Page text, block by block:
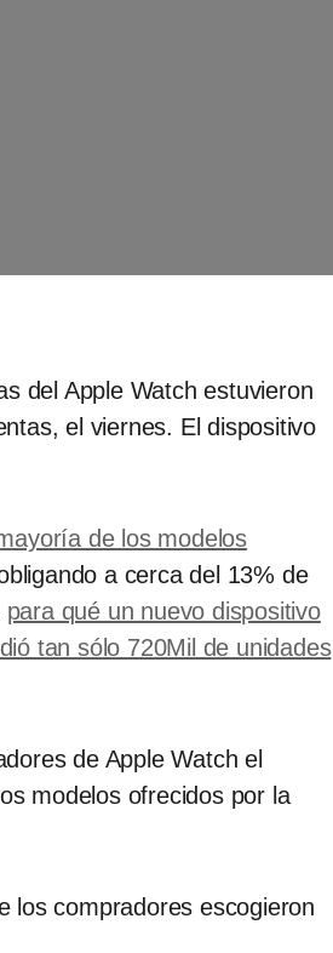
del Apple Watch estuvieron
el viernes. El dispositivo
de los modelos
a cerca del 13% de
para qué un nuevo dispositivo
tan sólo 720Mil de unidades
de Apple Watch el
modelos ofrecidos por la
los compradores escogieron